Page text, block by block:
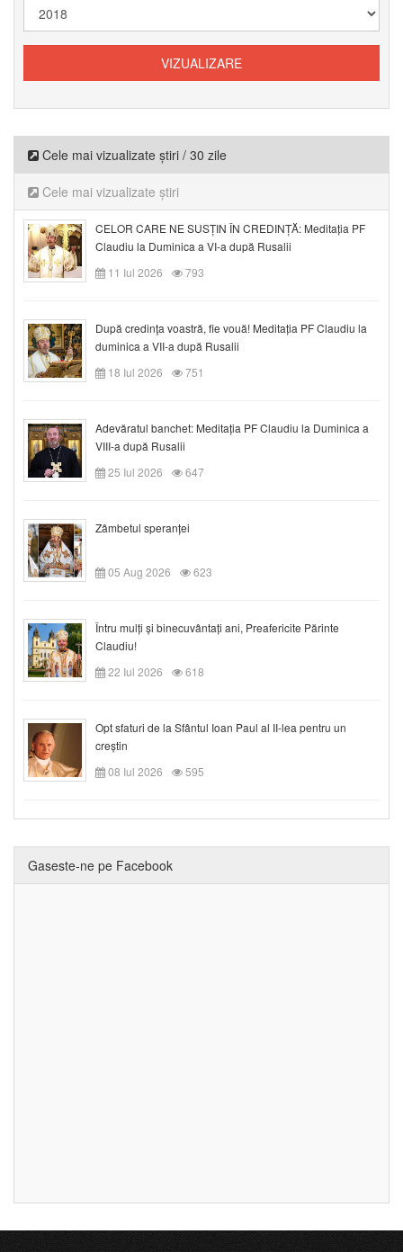
Cele mai vizualizate știri / 30 zile
Cele mai vizualizate știri
CELOR CARE NE SUSȚIN ÎN CREDINȚĂ: Meditația PF
Claudiu la Duminica a VI-a după Rusalii
11 Iul 2026
793
După credinţa voastră, fie vouă! Meditația PF Claudiu la
duminica a VII-a după Rusalii
18 Iul 2026
751
Adevăratul banchet: Meditația PF Claudiu la Duminica a
VIII-a după Rusalii
25 Iul 2026
647
Zâmbetul speranței
05 Aug 2026 623
Întru mulți și binecuvântați ani, Preafericite Părinte
Claudiu!
22 Iul 2026
618
Opt sfaturi de la Sfântul Ioan Paul al II-lea pentru un
creștin
08 Iul 2026
595
Gaseste-ne pe Facebook